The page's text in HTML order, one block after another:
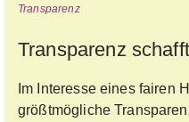
Transparenz
Transparenz
Im Interesse eines fairen
größtmögliche